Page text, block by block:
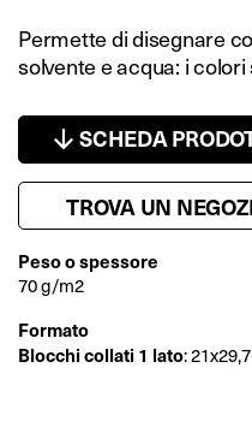
Permette di disegnare
solvente e acqua: i
SCHEDA
TROVA UN
Peso o spessore
70 g/m2
Formato
Blocchi collati 1 lato: